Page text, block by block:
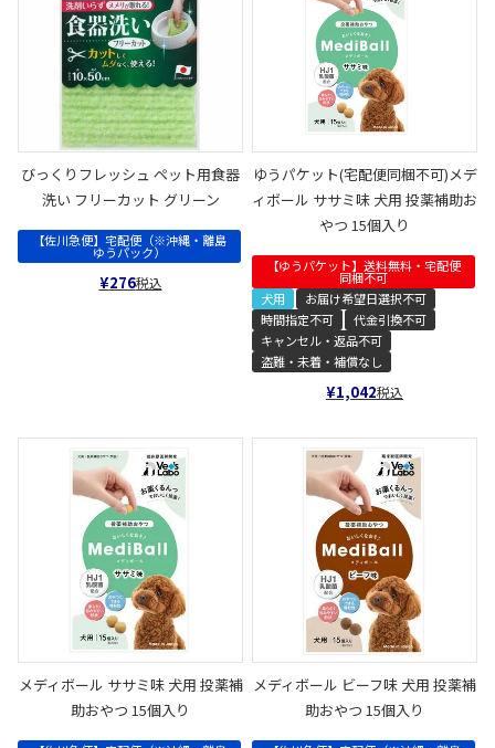
びっくりフレッシュ ペット用食器
洗い フリーカット グリーン
【佐川急便】宅配便（※沖縄・離島
ゆうパック）
¥276税込
ゆうパケット(宅配便同梱不可)メデ
ィボール ササミ味 犬用 投薬補助お
やつ 15個入り
【ゆうパケット】送料無料・宅配便
同梱不可
犬用
お届け希望日選択不可
時間指定不可
代金引換不可
キャンセル・返品不可
盗難・未着・補償なし
¥1,042税込
メディボール ササミ味 犬用 投薬補
助おやつ 15個入り
メディボール ビーフ味 犬用 投薬補
助おやつ 15個入り